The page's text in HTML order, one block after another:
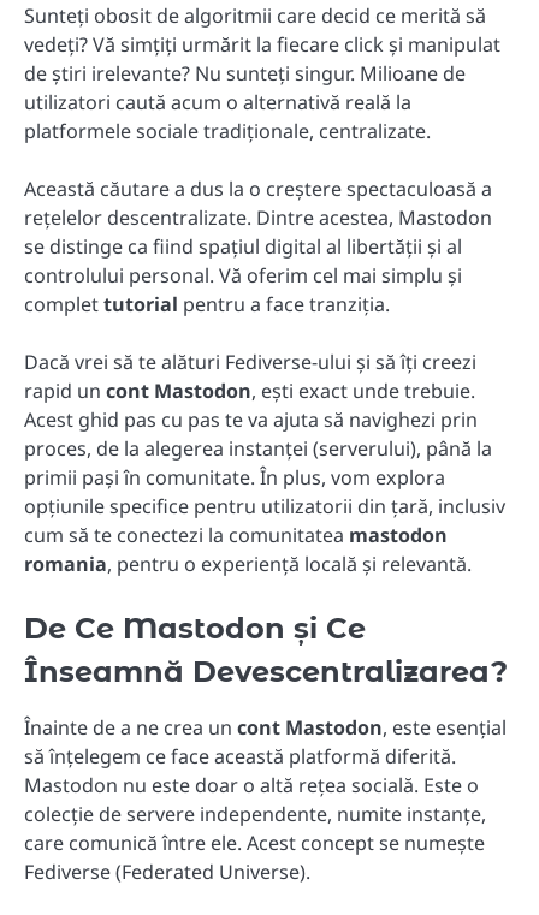
Sunteți obosit de algoritmii care decid ce merită să
vedeți? Vă simțiți urmărit la fiecare click și manipulat
de știri irelevante? Nu sunteți singur. Milioane de
utilizatori caută acum o alternativă reală la
platformele sociale tradiționale, centralizate.
Această căutare a dus la o creștere spectaculoasă a
rețelelor descentralizate. Dintre acestea, Mastodon
se distinge ca fiind spațiul digital al libertății și al
controlului personal. Vă oferim cel mai simplu și
complettutorial pentru a face tranziția.
Dacă vrei să te alături Fediverse-ului și să îți creezi
rapid un cont Mastodon, ești exact unde trebuie.
Acest ghid pas cu pas te va ajuta să navighezi prin
proces, de la alegerea instanței (serverului), până la
primii pași în comunitate. În plus, vom explora
opțiunile specifice pentru utilizatorii din țară, inclusiv
cum să te conectezi la comunitatea mastodon
romania, pentru o experiență locală și relevantă.
De Ce Mastodon și Ce
Înseamnă Devescentralizarea?
Înainte de a ne crea un cont Mastodon, este esențial
să înțelegem ce face această platformă diferită.
Mastodon nu este doar o altă rețea socială. Este o
colecție de servere independente, numite instanțe,
care comunică între ele. Acest concept se numește
Fediverse (Federated Universe).